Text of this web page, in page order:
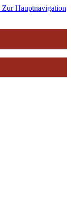
Zur Hauptnavigation